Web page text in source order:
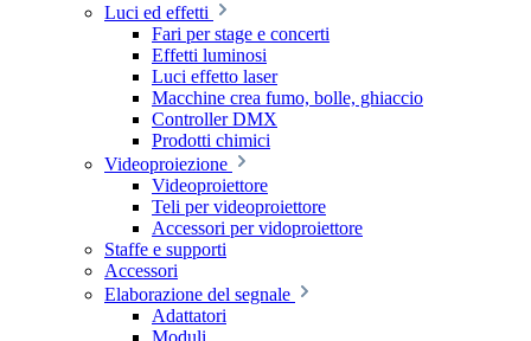
Luci ed effetti
Fari per stage e concerti
Effetti luminosi
Luci effetto laser
Macchine crea fumo, bolle, ghiaccio
Controller DMX
Prodotti chimici
Videoproiezione
Videoproiettore
Teli per videoproiettore
Accessori per vidoproiettore
Staffe e supporti
Accessori
Elaborazione del segnale
Adattatori
Moduli